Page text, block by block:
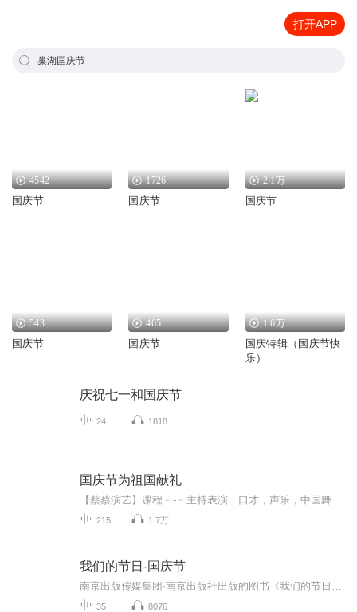
打开APP
巢湖国庆节
4542
国庆节
1726
国庆节
2.1万
国庆节
543
国庆节
465
国庆节
1.6万
国庆特辑（国庆节快
乐）
庆祝七一和国庆节
24 1818
国庆节为祖国献礼
215 1.7万
我们的节日-国庆节
35 8076